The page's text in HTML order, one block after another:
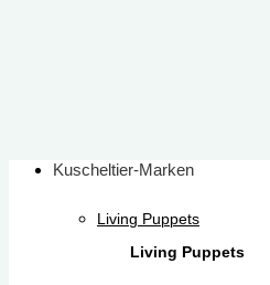
Kuscheltier-Marken
Living Puppets
Living Puppets